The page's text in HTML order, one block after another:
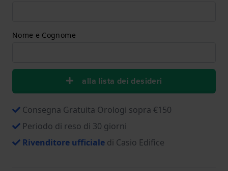
Nome e Cognome
alla lista dei desideri
Consegna Gratuita Orologi sopra €150
Periodo di reso di 30 giorni
Rivenditore ufficiale di Casio Edifice